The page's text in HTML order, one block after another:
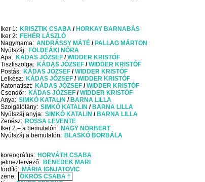
Iker 1 KRISZTIK CSABA
HORKAY BARNABÁS
Iker 2
FEHÉR LÁSZLÓ
Nagymama ANDRÁSSY MÁTÉ
PALLAG MÁRTON
Nyúlszáj
FÖLDEÁKI NÓRA
Apa KÁDAS JÓZSEF
WIDDER KRISTÓF
Tisztiszolga KÁDAS JÓZSEF
WIDDER KRISTÓF
Postás KÁDAS JÓZSEF
WIDDER KRISTÓF
Lelkész KÁDAS JÓZSEF
WIDDER KRISTÓF
Katonatiszt KÁDAS JÓZSEF
WIDDER KRISTÓF
Csendőr KÁDAS JÓZSEF
WIDDER KRISTÓF
Anya SIMKÓ KATALIN
BARNA LILLA
Szolgálólány SIMKÓ KATALIN
BARNA LILLA
Nyúlszáj anyja SIMKÓ KATALIN
BARNA LILLA
Zenész ROSSA LEVENTE
Iker 2 – a bemutatón
NAGY NORBERT
Nyúlszáj a bemutatón
BLASKÓ BORBÁLA
koreográfus HORVÁTH CSABA
jelmeztervező BENEDEK MARI
fordító MÁRIA IGNJATOVIC
zene
ÖKRÖS CSABA †